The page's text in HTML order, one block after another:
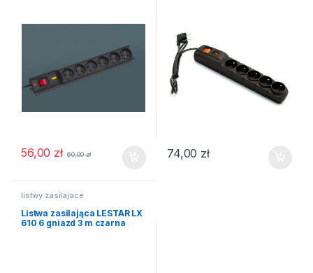
56,00 zł 60,00zł 74,00 zł
listwy zasilajace
Listwa zasilająca LESTAR LX
610 6 gniazd 3 m czarna